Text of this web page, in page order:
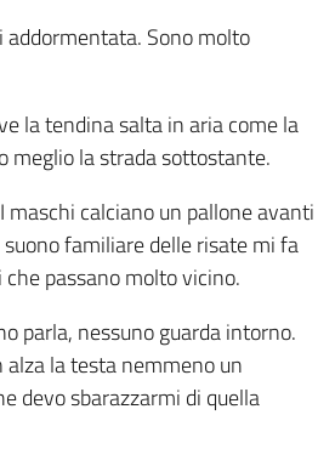
addormentata. Sono molto
la tendina salta in aria come la
meglio la strada sottostante.
maschi calciano un pallone avanti
familiare delle risate mi fa
passano molto vicino.
parla, nessuno guarda intorno.
la testa nemmeno un
devo sbarazzarmi di quella